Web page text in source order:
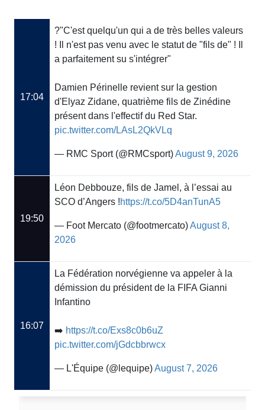
17:04
?️"C'est quelqu'un qui a de très belles valeurs
! Il n'est pas venu avec le statut de "fils de" ! Il
a parfaitement su s'intégrer"
Damien Périnelle revient sur la gestion
d'Elyaz Zidane, quatrième fils de Zinédine
présent dans l'effectif du Red Star.
pic.twitter.com/LAsL2QkVLq
— RMC Sport (@RMCsport)August 9, 2026
19:50
Léon Debbouze, fils de Jamel, à l’essai au
SCO d’Angers !https://t.co/5D4anTunA5
— Foot Mercato (@footmercato)August 8,
2026
16:07
La Fédération norvégienne va appeler à la
démission du président de la FIFA Gianni
Infantino
➡️ https://t.co/Exs8c0b6uZ
pic.twitter.com/jGdcbbrwcx
— L'Équipe (@lequipe)August 7, 2026